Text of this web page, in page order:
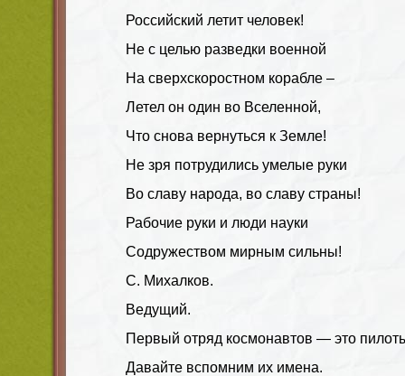
Российский летит человек!
Не с целью разведки военной
На сверхскоростном корабле –
Летел он один во Вселенной,
Что снова вернуться к Земле!
Не зря потрудились умелые руки
Во славу народа, во славу страны!
Рабочие руки и люди науки
Содружеством мирным сильны!
С. Михалков.
Ведущий.
Первый отряд космонавтов — это
Давайте вспомним их имена.